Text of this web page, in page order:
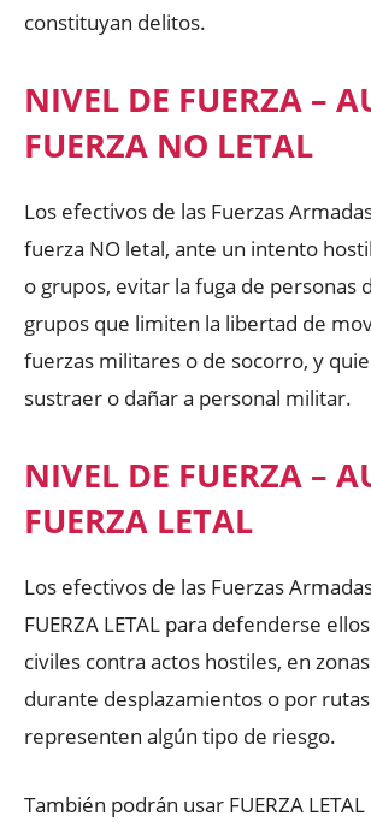
constituyan delitos.
NIVEL DE FUERZA –
FUERZA NO LETAL
Los efectivos de las Fuerzas
fuerza NO letal, ante un intento
o grupos, evitar la fuga de personas
grupos que limiten la libertad de
fuerzas militares o de socorro, y
sustraer o dañar a personal militar.
NIVEL DE FUERZA –
FUERZA LETAL
Los efectivos de las Fuerzas
FUERZA LETAL para defenderse
civiles contra actos hostiles, en
durante desplazamientos o por
representen algún tipo de riesgo.
También podrán usar FUERZA